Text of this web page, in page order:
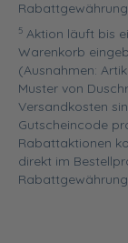
5 Aktion läuft bis
Warenkorb
(Ausnahmen:
Muster von
Versandkosten
Gutscheincode
Rabattaktionen
direkt im